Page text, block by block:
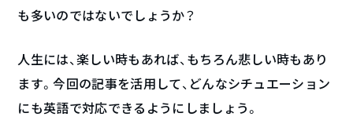
も多いのではないでしょうか？
人生には、楽しい時もあれば、もちろん悲しい時もあり
ます。今回の記事を活用して、どんなシチュエーション
にも英語で対応できるようにしましょう。